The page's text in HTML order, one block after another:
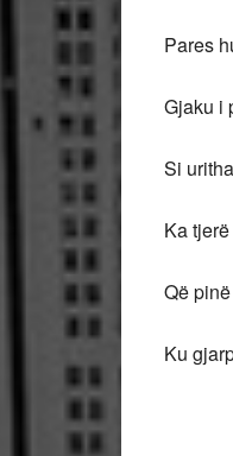
Pares
Gjaku i
Si
Ka
Që
Ku